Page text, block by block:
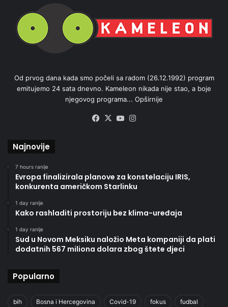
Od prvog dana kada smo počeli sa radom (26.12.1992) program
emitujemo 24 sata dnevno. Kameleon nikada nije stao, a boje
njegovog programa... Opširnije
Facebook
X YouTube
Najnovije
7 hours ranije
Evropa finalizirala planove za konstelaciju IRIS,
konkurenta američkom Starlinku
1 day ranije
Kako rashladiti prostoriju bez klima-uređaja
1 day ranije
Sud u Novom Meksiku naložio Meta kompaniji da plati
dodatnih 567 miliona dolara zbog štete djeci
Popularno
bih Bosna i Hercegovina Covid-19 fokus fudbal